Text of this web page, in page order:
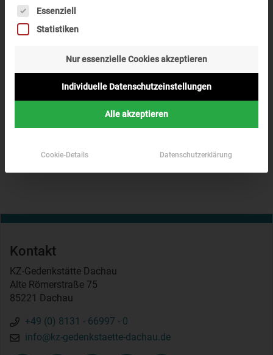
einer Videobotschaft
zu schildern. So berichten neun Überlebende
über ihre Lebensgeschichte. Die Videobotschaften sind in
deutscher
und englischer Sprache untertitelt.
Kontakt
KZ-Gedenkstätte Dachau
Alte Römerstraße 75
85221 Dachau
+49 (0) 8131 - 66997 - 0
info@kz-gedenkstaette-dachau.de
Es folgt eine Liste der Service-Gruppen, für die eine
Essenziell
Statistiken
Nur essenzielle Cookies akzeptieren
Individuelle Datenschutzeinstellungen
Alle akzeptieren
Cookie-Details Datenschutzerklärung